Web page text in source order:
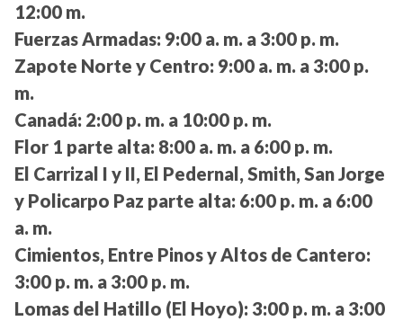
12:00 m.
Fuerzas Armadas: 9:00 a. m. a 3:00 p. m.
Zapote Norte y Centro: 9:00 a. m. a 3:00 p.
m.
Canadá: 2:00 p. m. a 10:00 p. m.
Flor 1 parte alta: 8:00 a. m. a 6:00 p. m.
El Carrizal I y II, El Pedernal, Smith, San Jorge
y Policarpo Paz parte alta: 6:00 p. m. a 6:00
a. m.
Cimientos, Entre Pinos y Altos de Cantero:
3:00 p. m. a 3:00 p. m.
Lomas del Hatillo (El Hoyo): 3:00 p. m. a 3:00